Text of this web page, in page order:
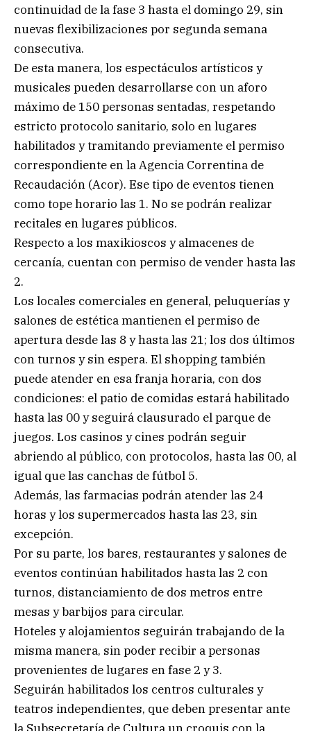
continuidad de la fase 3 hasta el domingo 29, sin
nuevas flexibilizaciones por segunda semana
consecutiva.
De esta manera, los espectáculos artísticos y
musicales pueden desarrollarse con un aforo
máximo de 150 personas sentadas, respetando
estricto protocolo sanitario, solo en lugares
habilitados y tramitando previamente el permiso
correspondiente en la Agencia Correntina de
Recaudación (Acor). Ese tipo de eventos tienen
como tope horario las 1. No se podrán realizar
recitales en lugares públicos.
Respecto a los maxikioscos y almacenes de
cercanía, cuentan con permiso de vender hasta las
2.
Los locales comerciales en general, peluquerías y
salones de estética mantienen el permiso de
apertura desde las 8 y hasta las 21; los dos últimos
con turnos y sin espera. El shopping también
puede atender en esa franja horaria, con dos
condiciones: el patio de comidas estará habilitado
hasta las 00 y seguirá clausurado el parque de
juegos. Los casinos y cines podrán seguir
abriendo al público, con protocolos, hasta las 00, al
igual que las canchas de fútbol 5.
Además, las farmacias podrán atender las 24
horas y los supermercados hasta las 23, sin
excepción.
Por su parte, los bares, restaurantes y salones de
eventos continúan habilitados hasta las 2 con
turnos, distanciamiento de dos metros entre
mesas y barbijos para circular.
Hoteles y alojamientos seguirán trabajando de la
misma manera, sin poder recibir a personas
provenientes de lugares en fase 2 y 3.
Seguirán habilitados los centros culturales y
teatros independientes, que deben presentar ante
la Subsecretaría de Cultura un croquis con la